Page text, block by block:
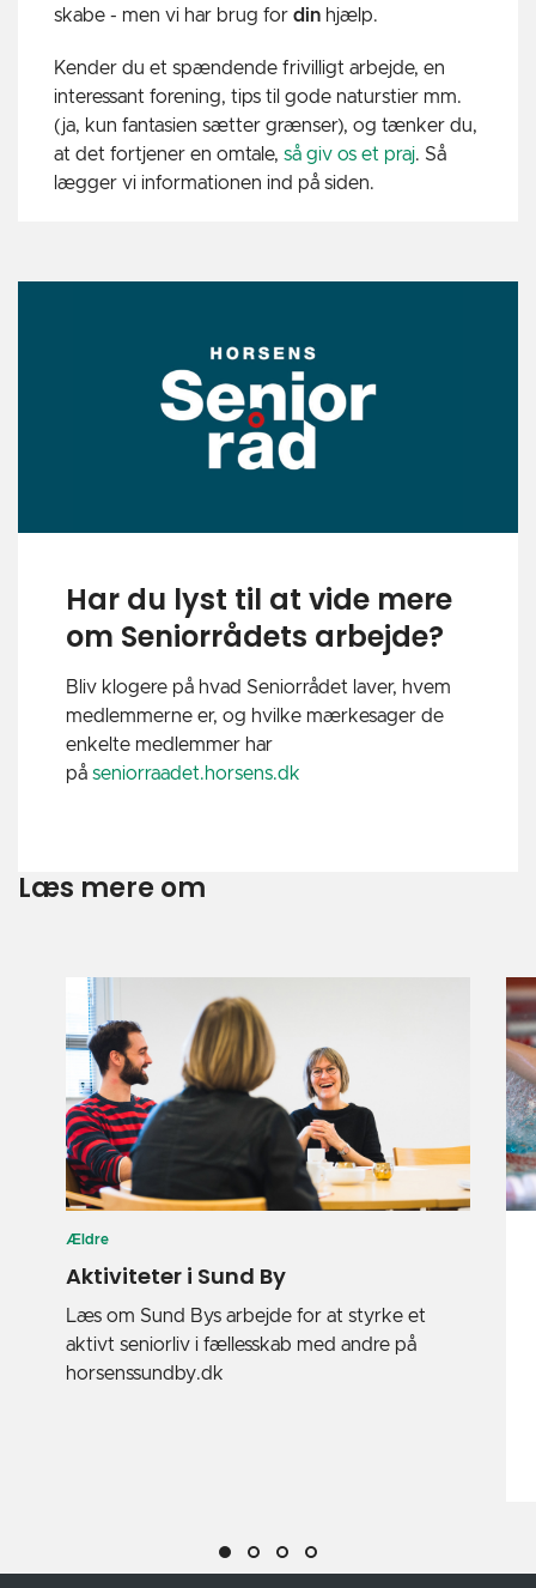
skabe - men vi har brug for din hjælp.
Kender du et spændende frivilligt arbejde, en
interessant forening, tips til gode naturstier mm.
(ja, kun fantasien sætter grænser), og tænker du,
at det fortjener en omtale, så giv os et praj. Så
lægger vi informationen ind på siden.
Har du lyst til at vide mere
om Seniorrådets arbejde?
Bliv klogere på hvad Seniorrådet laver, hvem
medlemmerne er, og hvilke mærkesager de
enkelte medlemmer har
på seniorraadet.horsens.dk
Læs mere om
Ældre
Aktiviteter i Sund By
Læs om Sund Bys arbejde for at styrke et
aktivt seniorliv i fællesskab med andre på
horsenssundby.dk